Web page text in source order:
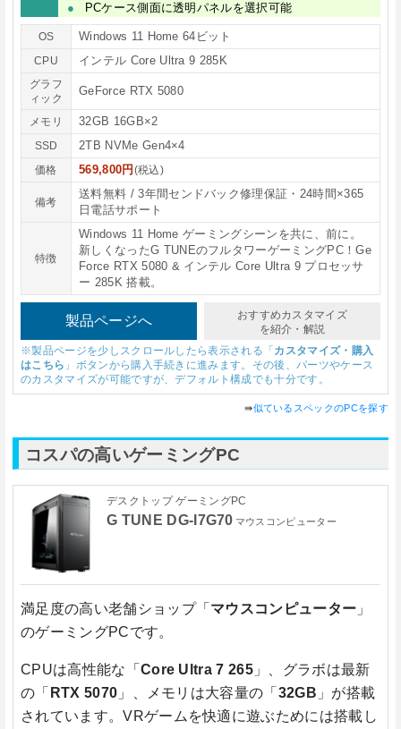
PCケース側面に透明パネルを選択可能
OS Windows 11 Home 64ビット
CPU インテル Core Ultra 9 285K
グラフ
ィック
GeForce RTX 5080
メモリ 32GB 16GB×2
SSD 2TB NVMe Gen4×4
価格 569,800円 (税込)
備考
送料無料 / 3年間センドバック修理保証・24時間×365
日電話サポート
特徴
Windows 11 Home ゲーミングシーンを共に、前に。
新しくなったG TUNEのフルタワーゲーミングPC！Ge
Force RTX 5080 & インテル Core Ultra 9 プロセッサ
ー 285K 搭載。
製品ページへ
おすすめカスタマイズ
を紹介・解説
※製品ページを少しスクロールしたら表示される「 カスタマイズ・購入
はこちら 」ボタンから購入手続きに進みます。その後、パーツやケース
のカスタマイズが可能ですが、デフォルト構成でも十分です。
⇛似ているスペックのPCを探す
コスパの高いゲーミングPC
デスクトップ ゲーミングPC
G TUNE DG-I7G70 マウスコンピューター
満足度の高い老舗ショップ「 マウスコンピューター 」
のゲーミングPCです。
CPUは高性能な「 Core Ultra 7 265 」、グラボは最新
の「 RTX 5070 」、メモリは大容量の「 32GB 」が搭載
されています。VRゲームを快適に遊ぶためには搭載し